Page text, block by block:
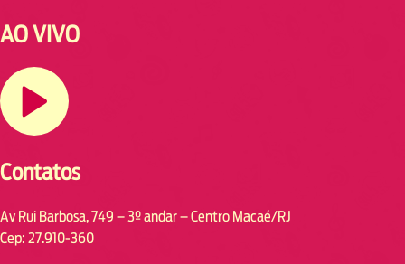
AO VIVO
Contatos
Av Rui Barbosa, 749 – 3º andar – Centro Macaé/RJ
Cep: 27.910-360